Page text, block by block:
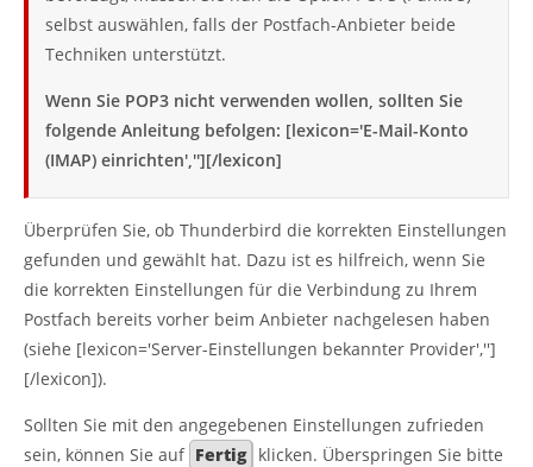
selbst auswählen, falls der Postfach-Anbieter beide
Techniken unterstützt.
Wenn Sie POP3 nicht verwenden wollen, sollten Sie
folgende Anleitung befolgen: [lexicon='E-Mail-Konto
(IMAP) einrichten',''][/lexicon]
Überprüfen Sie, ob Thunderbird die korrekten Einstellungen
gefunden und gewählt hat. Dazu ist es hilfreich, wenn Sie
die korrekten Einstellungen für die Verbindung zu Ihrem
Postfach bereits vorher beim Anbieter nachgelesen haben
(siehe [lexicon='Server-Einstellungen bekannter Provider','']
[/lexicon]).
Sollten Sie mit den angegebenen Einstellungen zufrieden
sein, können Sie auf Fertig klicken. Überspringen Sie bitte